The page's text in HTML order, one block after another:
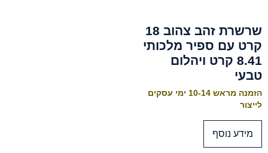
שרשרת זהב צהוב 18
קרט עם ספיר מלכותי
8.41 קרט ויהלום
טבעי
הזמנה מראש 10-14 ימי עסקים
לייצור
מידע נוסף